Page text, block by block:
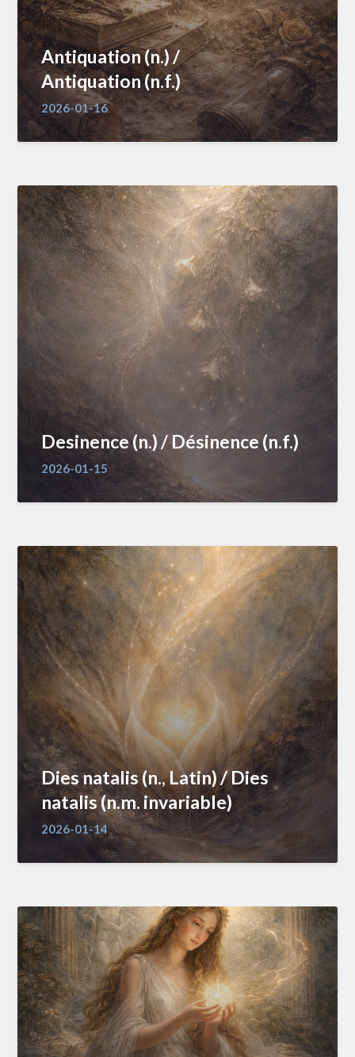
Antiquation (n.) /
Antiquation (n.f.)
2026-01-16
Desinence (n.) / Désinence (n.f.)
2026-01-15
Dies natalis (n., Latin) / Dies
natalis (n.m. invariable)
2026-01-14